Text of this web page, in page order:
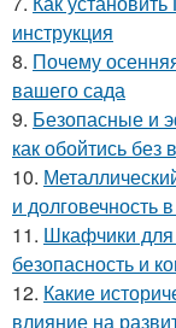
инструкция
8. Почему
вашего сада
9. Безопасные и
как обойтись без
10.
и долговечность
11. Шкафчики для
безопасность и
12. Какие
влияние на